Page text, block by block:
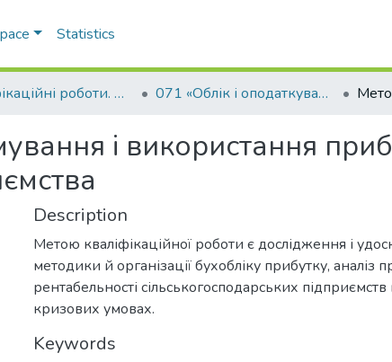
Statistics
Кваліфікаційні роботи. Факультет обліку та фінансів 071 «Облік і оподаткування» - Магістри 2022-2023
і використання
Description
Метою кваліфікаційної роботи є дослідження і
методики й організації бухобліку прибутку, аналіз
рентабельності сільськогосподарських підприємств
кризових умовах.
Keywords